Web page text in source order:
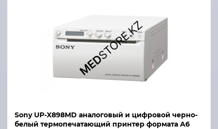
Sony UP-X898MD аналоговый и цифровой черно-
белый термопечатающий принтер формата A6